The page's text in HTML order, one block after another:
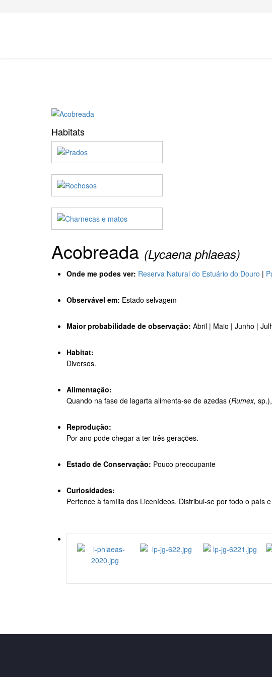
Habitats
Acobreada (Lycaena phlaeas)
Onde me podes ver: Reserva Natural do Estuário do Douro |
Observável em: Estado selvagem
Maior probabilidade de observação: Abril | Maio | Junho |
Habitat:
Diversos.
Alimentação:
Quando na fase de lagarta alimenta-se de azedas (Rumex,
Reprodução:
Por ano pode chegar a ter três gerações.
Estado de Conservação: Pouco preocupante
Curiosidades:
Pertence à família dos Licenídeos. Distribui-se por todo o país